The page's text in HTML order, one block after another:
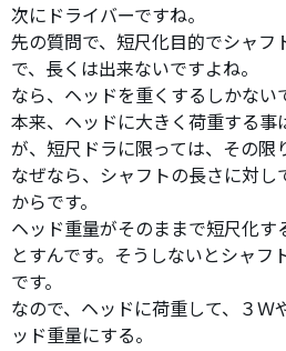
次にドライバーですね。
先の質問で、短尺化目的でシャフ
で、長くは出来ないですよね。
なら、ヘッドを重くするしかない
本来、ヘッドに大きく荷重する事
が、短尺ドラに限っては、その限
なぜなら、シャフトの長さに対し
からです。
ヘッド重量がそのままで短尺化
とすんです。そうしないとシャフ
です。
なので、ヘッドに荷重して、３Ｗ
ッド重量にする。